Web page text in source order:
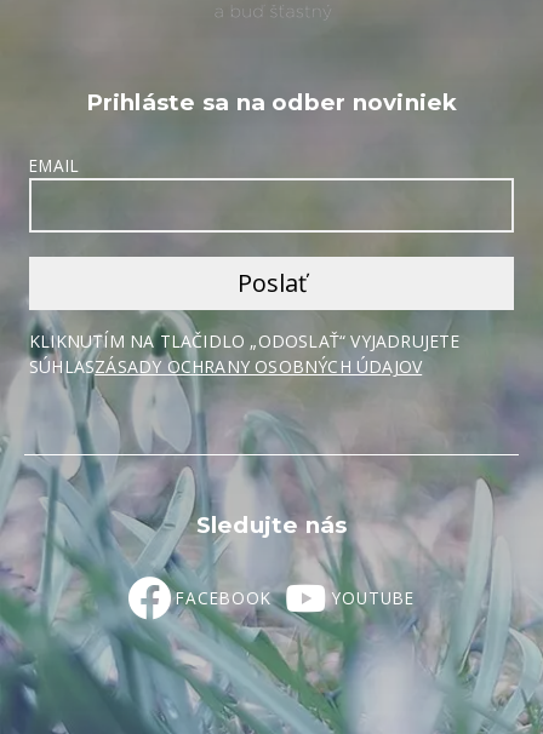
Prihláste sa na odber noviniek
EMAIL
KLIKNUTÍM NA TLAČIDLO „ODOSLAŤ“ VYJADRUJETE
SÚHLASZÁSADY OCHRANY OSOBNÝCH ÚDAJOV
Sledujte nás
FACEBOOK YOUTUBE